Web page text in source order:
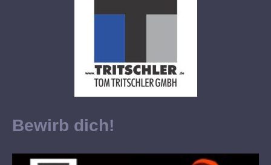
Bewirb dich!